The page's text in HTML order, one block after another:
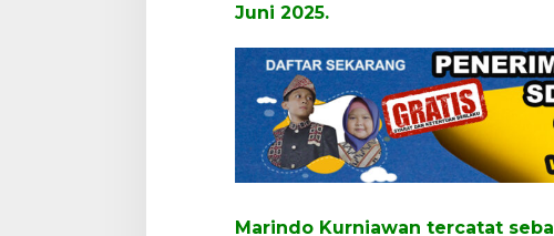
n
.
Juni 2025.
Marindo Kurniawan tercatat